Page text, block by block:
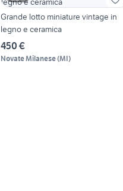
Grande lotto miniature vintage in
legno e ceramica
450 €
Novate Milanese(MI)